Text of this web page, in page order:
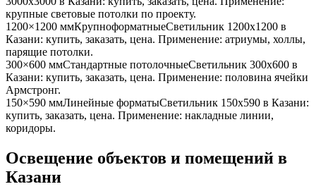
крупные световые потолки по проекту.
1200×1200 ммКрупноформатныеСветильник 1200x1200 в
Казани: купить, заказать, цена. Применение: атриумы, холлы,
парящие потолки.
300×600 ммСтандартные потолочныеСветильник 300x600 в
Казани: купить, заказать, цена. Применение: половина ячейки
Армстронг.
150×590 ммЛинейные форматыСветильник 150x590 в Казани:
купить, заказать, цена. Применение: накладные линии,
коридоры.
Освещение объектов и помещений в
Казани